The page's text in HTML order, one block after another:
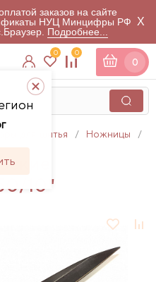
заказов на сайте
НУЦ Минцифры РФ
Подробнее...
X
0 0
0
для шитья Ножницы
10"